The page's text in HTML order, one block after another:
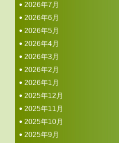
2026年7月
2026年6月
2026年5月
2026年4月
2026年3月
2026年2月
2026年1月
2025年12月
2025年11月
2025年10月
2025年9月